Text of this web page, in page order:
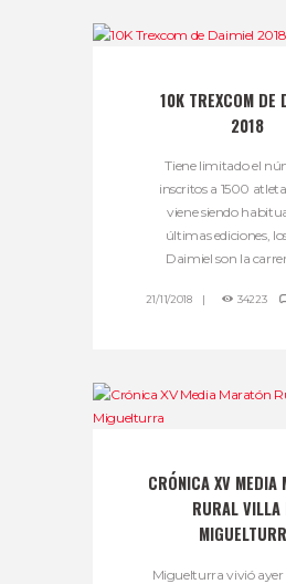
10K TREXCOM DE
2018
Tiene limitado el
inscritos a 1500
viene siendo
últimas ediciones,
Daimiel son la
21/11/2018 34223
CRÓNICA XV MEDIA
RURAL VILLA
Miguelturra vivió